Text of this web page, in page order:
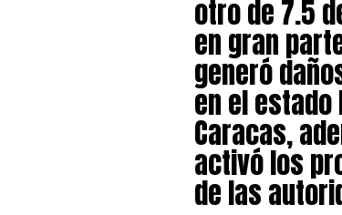
otro de 7.5
en gran
generó
en el estado
Caracas,
activó los
de las